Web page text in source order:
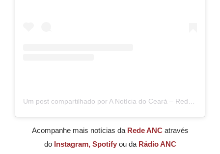
Acompanhe mais notícias da Rede ANCatravés
do Instagram, Spotifyou da Rádio ANC